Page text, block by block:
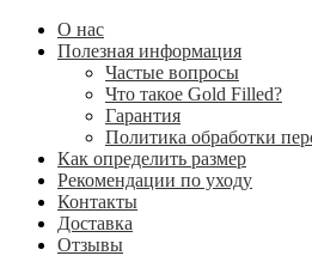
О нас
Полезная информация
Частые вопросы
Что такое Gold Filled?
Гарантия
Политика обработки
Как определить размер
Рекомендации по уходу
Контакты
Доставка
Отзывы